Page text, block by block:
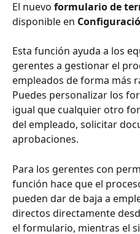
El nuevo formulario de
disponible en
Esta función ayuda a los
gerentes a gestionar el
empleados de forma más
Puedes personalizar los
igual que cualquier otro
del empleado, solicitar
aprobaciones.
Para los gerentes con
función hace que el
pueden dar de baja a
directos directamente
el formulario, mientras el